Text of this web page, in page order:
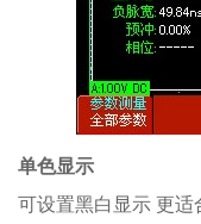
单色显示
可设置黑白显示 更适